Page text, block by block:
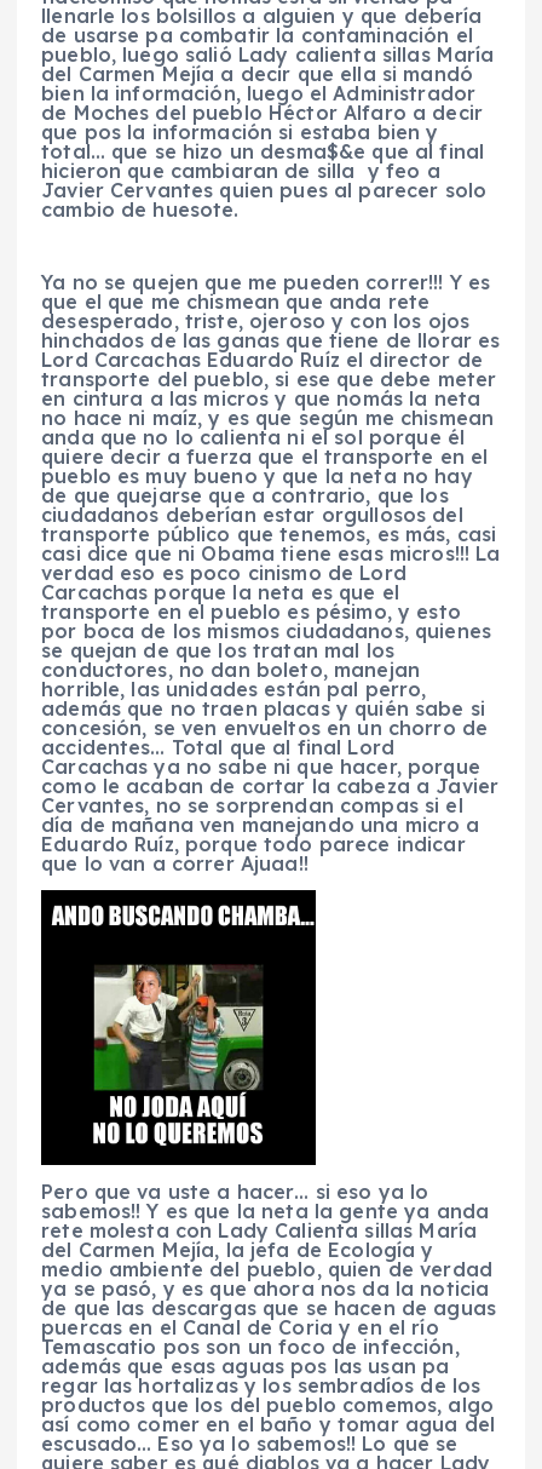
llenarle los bolsillos a alguien y que debería
de usarse pa combatir la contaminación el
pueblo, luego salió Lady calienta sillas María
del Carmen Mejía a decir que ella si mandó
bien la información, luego el Administrador
de Moches del pueblo Héctor Alfaro a decir
que pos la información si estaba bien y
total… que se hizo un desma$&e que al final
hicieron que cambiaran de silla y feo a
Javier Cervantes quien pues al parecer solo
cambio de huesote.
Ya no se quejen que me pueden correr!!! Y es
que el que me chismean que anda rete
desesperado, triste, ojeroso y con los ojos
hinchados de las ganas que tiene de llorar es
Lord Carcachas Eduardo Ruíz el director de
transporte del pueblo, si ese que debe meter
en cintura a las micros y que nomás la neta
no hace ni maíz, y es que según me chismean
anda que no lo calienta ni el sol porque él
quiere decir a fuerza que el transporte en el
pueblo es muy bueno y que la neta no hay
de que quejarse que a contrario, que los
ciudadanos deberían estar orgullosos del
transporte público que tenemos, es más, casi
casi dice que ni Obama tiene esas micros!!! La
verdad eso es poco cinismo de Lord
Carcachas porque la neta es que el
transporte en el pueblo es pésimo, y esto
por boca de los mismos ciudadanos, quienes
se quejan de que los tratan mal los
conductores, no dan boleto, manejan
horrible, las unidades están pal perro,
además que no traen placas y quién sabe si
concesión, se ven envueltos en un chorro de
accidentes… Total que al final Lord
Carcachas ya no sabe ni que hacer, porque
como le acaban de cortar la cabeza a Javier
Cervantes, no se sorprendan compas si el
día de mañana ven manejando una micro a
Eduardo Ruíz, porque todo parece indicar
que lo van a correr Ajuaa!!
Pero que va uste a hacer… si eso ya lo
sabemos!! Y es que la neta la gente ya anda
rete molesta con Lady Calienta sillas María
del Carmen Mejía, la jefa de Ecología y
medio ambiente del pueblo, quien de verdad
ya se pasó, y es que ahora nos da la noticia
de que las descargas que se hacen de aguas
puercas en el Canal de Coria y en el río
Temascatio pos son un foco de infección,
además que esas aguas pos las usan pa
regar las hortalizas y los sembradíos de los
productos que los del pueblo comemos, algo
así como comer en el baño y tomar agua del
escusado… Eso ya lo sabemos!! Lo que se
quiere saber es qué diablos va a hacer Lady